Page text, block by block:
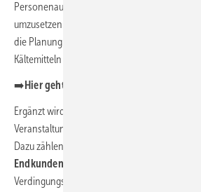
Personenaufenthaltsbereichen oder
umzusetzen. Gleichzeitig werden die
die Planung und Installation von
Kältemitteln R290 und R744 in den
➡️ Hier gehts zum
Ergänzt wird das umfangreiche
Veranstaltungen rund um juristische Aspekte
Dazu zählen ebenso
Endkundengeschäft
Verdingungsordnung Bau (VOB). Auf den